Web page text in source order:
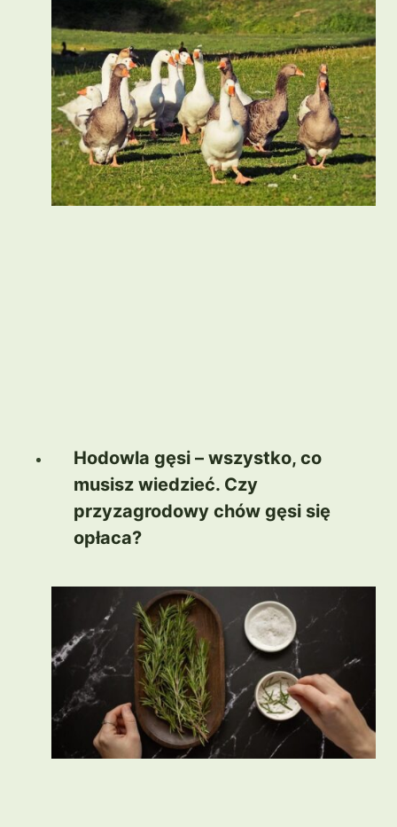
Hodowla gęsi – wszystko, co
musisz wiedzieć. Czy
przyzagrodowy chów gęsi się
opłaca?